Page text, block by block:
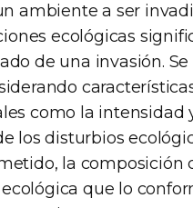
ambiente a ser
ecológicas
de una invasión. Se
como la intensidad
los disturbios
la composición
que lo